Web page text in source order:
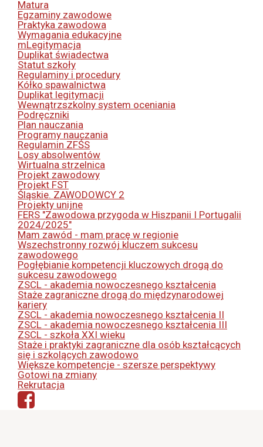
Matura
Egzaminy zawodowe
Praktyka zawodowa
Wymagania edukacyjne
mLegitymacja
Duplikat świadectwa
Statut szkoły
Regulaminy i procedury
Kółko spawalnictwa
Duplikat legitymacji
Wewnątrzszkolny system oceniania
Podręczniki
Plan nauczania
Programy nauczania
Regulamin ZFŚS
Losy absolwentów
Wirtualna strzelnica
Projekt zawodowy
Projekt FST
Śląskie. ZAWODOWCY 2
Projekty unijne
FERS "Zawodowa przygoda w Hiszpanii I Portugalii
2024/2025"
Mam zawód - mam pracę w regionie
Wszechstronny rozwój kluczem sukcesu
zawodowego
Pogłębianie kompetencji kluczowych drogą do
sukcesu zawodowego
ZSCL - akademia nowoczesnego kształcenia
Staże zagraniczne drogą do międzynarodowej
kariery
ZSCL - akademia nowoczesnego kształcenia II
ZSCL - akademia nowoczesnego kształcenia III
ZSCL - szkoła XXI wieku
Staże i praktyki zagraniczne dla osób kształcących
się i szkolących zawodowo
Większe kompetencje - szersze perspektywy
Gotowi na zmiany
Rekrutacja